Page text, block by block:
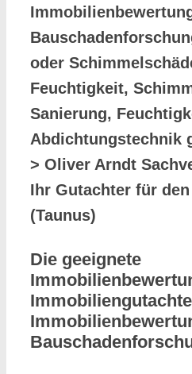
oder
Feuchtigkeit,
Sanierung,
Abdichtungstechnik
> Oliver Arndt
Ihr Gutachter für
(Taunus)
Die geeignete